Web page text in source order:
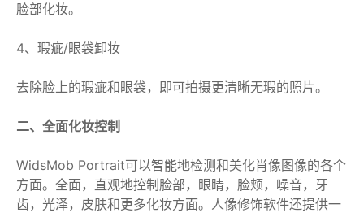
脸部化妆。
4、瑕疵/眼袋卸妆
去除脸上的瑕疵和眼袋，即可拍摄更清晰无瑕的照片。
二、全面化妆控制
WidsMob Portrait可以智能地检测和美化肖像图像的各个
方面。全面，直观地控制脸部，眼睛，脸颊，噪音，牙
齿，光泽，皮肤和更多化妆方面。人像修饰软件还提供一